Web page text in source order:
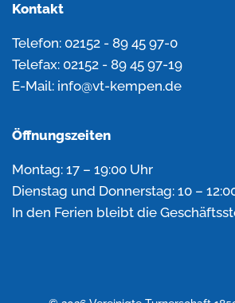
Kontakt
Telefon: 02152 - 89 45 97-0
Telefax: 02152 - 89 45 97-19
E-Mail: info@vt-kempen.de
Öffnungszeiten
Montag: 17 – 19:00 Uhr
Dienstag und Donnerstag: 10 –
In den Ferien bleibt die